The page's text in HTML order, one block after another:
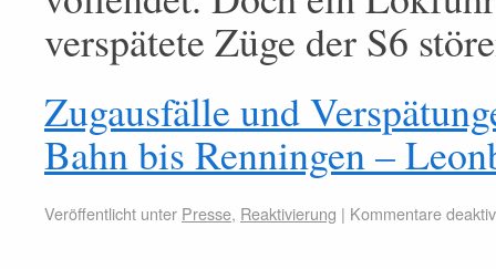
verspätete Züge der S6
Zugausfälle und
Bahn bis Renningen –
Veröffentlicht unter Presse, Reaktivierung | Kommentare